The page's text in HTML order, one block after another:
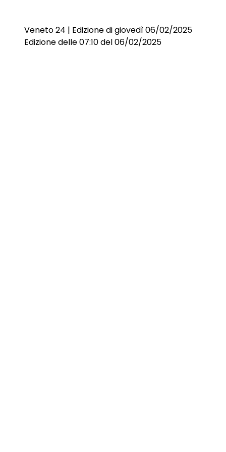
Veneto 24 | Edizione di giovedì 06/02/2025
Edizione delle 07:10 del 06/02/2025